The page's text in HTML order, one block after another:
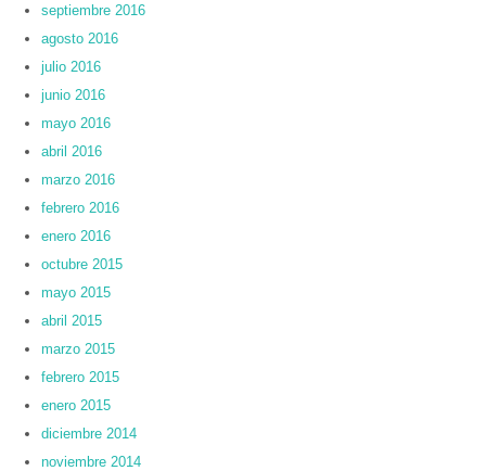
septiembre 2016
agosto 2016
julio 2016
junio 2016
mayo 2016
abril 2016
marzo 2016
febrero 2016
enero 2016
octubre 2015
mayo 2015
abril 2015
marzo 2015
febrero 2015
enero 2015
diciembre 2014
noviembre 2014